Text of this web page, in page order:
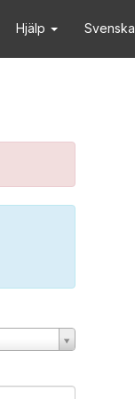
Hjälp Svenska